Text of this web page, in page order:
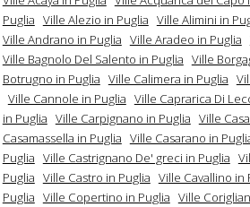
Puglia Ville Alezio in Puglia Ville Alimini in
Ville Andrano in Puglia Ville Aradeo in Puglia
Ville Bagnolo Del Salento in Puglia Ville
Botrugno in Puglia Ville Calimera in Puglia
Ville Cannole in Puglia Ville Caprarica Di
in Puglia Ville Carpignano in Puglia Ville
Casamassella in Puglia Ville Casarano in
Puglia Ville Castrignano De' greci in Puglia
Puglia Ville Castro in Puglia Ville Cavallino in
Puglia Ville Copertino in Puglia Ville